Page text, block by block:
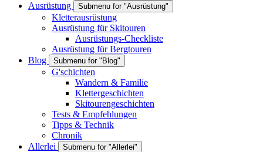
Ausrüstung
Submenu for "Ausrüstung"
Kletterausrüstung
Ausrüstung für Skitouren
Ausrüstungs-Checkliste
Ausrüstung für Bergtouren
Blog
Submenu for "Blog"
G'schichten
Wandern & Familie
Klettergeschichten
Skitourengeschichten
Tests & Empfehlungen
Tipps & Technik
Chronik
Allerlei
Submenu for "Allerlei"